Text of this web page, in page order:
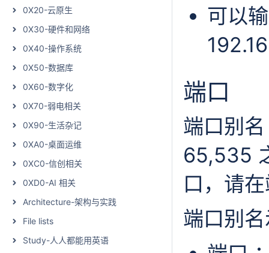
0X20-云原生
0X30-硬件和网络
0X40-操作系统
0X50-数据库
0X60-数字化
0X70-弱电相关
0X90-生活杂记
0XA0-桌面运维
0XC0-信创相关
0XD0-AI 相关
Architecture-架构与实践
File lists
Study-人人都能用英语
可以
端口
端口别
65,535
口，请
端口别